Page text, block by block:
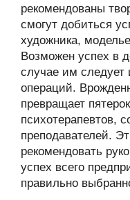
рекомендованы
смогут добиться
художника,
Возможен успех в
случае им следует
операций.
превращает
психотерапевтов,
преподавателей.
рекомендовать
успех всего
правильно